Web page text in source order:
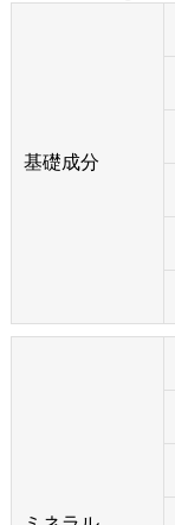
基礎成分